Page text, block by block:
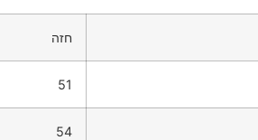
חזה
51
54